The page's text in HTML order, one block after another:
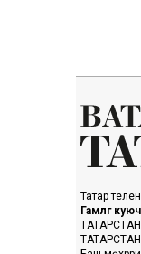
Татар
Гамәлгә